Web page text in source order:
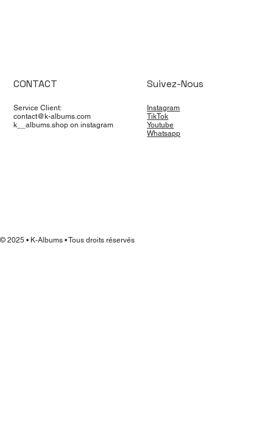
CONTACT
Service Client:
contact@k-albums.com
k__albums.shop on instagram
Suivez-Nous
Instagram
TikTok
Youtube
Whatsapp
© 2025 • K-Albums • Tous droits réservés